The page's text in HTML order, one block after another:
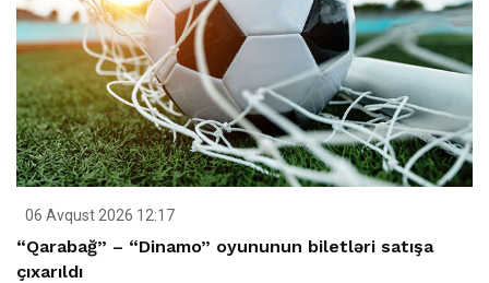
06 Avqust 2026 12:17
“Qarabağ” – “Dinamo” oyununun biletləri satışa
çıxarıldı